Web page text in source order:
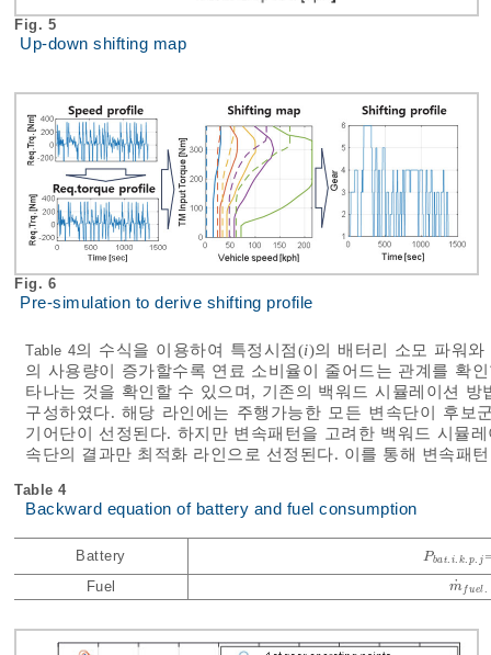
Fig. 5
Up-down shifting map
Fig. 6
Pre-simulation to derive shifting profile
Table 4의 수식을 이용하여 특정시점(i)의 배터리 소모 파워
의 사용량이 증가할수록 연료 소비율이 줄어드는 관계를 확
타나는 것을 확인할 수 있으며, 기존의 백워드 시뮬레이션
구성하였다. 해당 라인에는 주행가능한 모든 변속단이 후보
기어단이 선정된다. 하지만 변속패턴을 고려한 백워드 시뮬
속단의 결과만 최적화 라인으로 선정된다. 이를 통해 변속패
Table 4
Backward equation of battery and fuel consumption
Battery Pbat. i. k. p. j
Pba t .i. k .p
Fuel
m
˙ fuel.
m˙fue